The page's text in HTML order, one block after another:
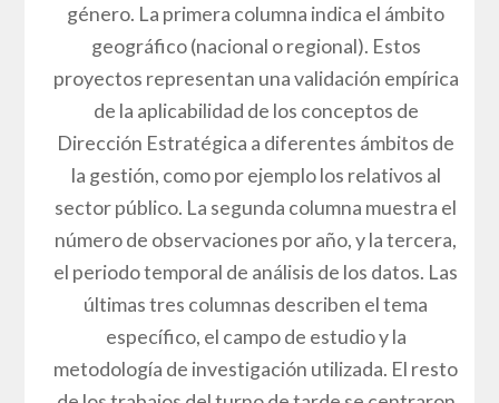
género. La primera columna indica el ámbito
geográfico (nacional o regional). Estos
proyectos representan una validación empírica
de la aplicabilidad de los conceptos de
Dirección Estratégica a diferentes ámbitos de
la gestión, como por ejemplo los relativos al
sector público. La segunda columna muestra el
número de observaciones por año, y la tercera,
el periodo temporal de análisis de los datos. Las
últimas tres columnas describen el tema
específico, el campo de estudio y la
metodología de investigación utilizada. El resto